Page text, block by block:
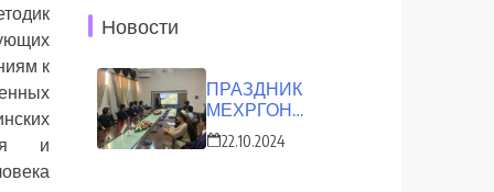
к
и
Новости
ПРАЗДНИК
МЕХРГОН
ОТМЕТИЛИ В ТНУ
22.10.2024